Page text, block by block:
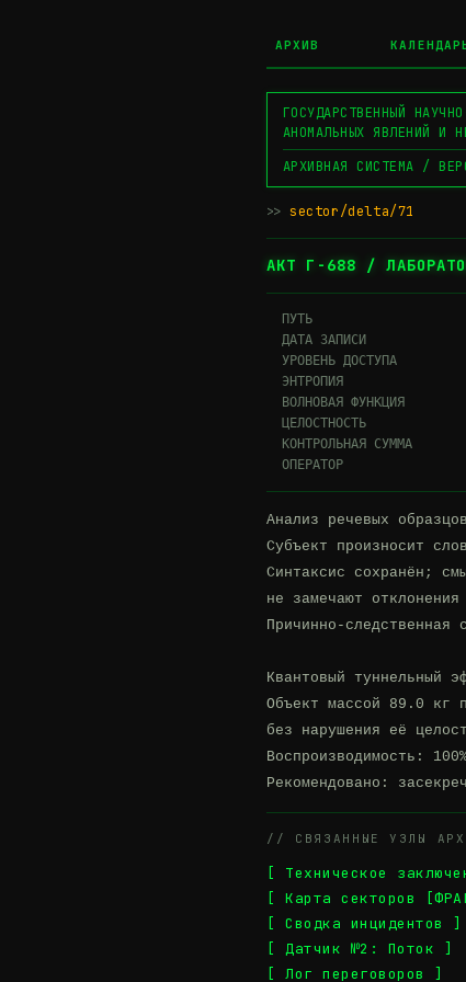
АРХИВ
ГОСУДАРСТВЕННЫЙ
АНОМАЛЬНЫХ ЯВЛЕНИЙ И
АРХИВНАЯ СИСТЕМА /
>> sector/delta/71
АКТ Г-688 /
ПУТЬ
ДАТА ЗАПИСИ
УРОВЕНЬ ДОСТУПА
ЭНТРОПИЯ
ВОЛНОВАЯ ФУНКЦИЯ
ЦЕЛОСТНОСТЬ
КОНТРОЛЬНАЯ СУММА
Анализ речевых
Субъект произносит
Синтаксис сохранён;
не замечают
Причинно-следственная
Квантовый туннельный
Объект массой 89.0 кг
без нарушения её
Воспроизводимость:
Рекомендовано:
// СВЯЗАННЫЕ УЗЛЫ
[ Техническое
[ Карта секторов
[ Сводка инцидентов ]
[ Датчик №2: Поток ]
[ Лог переговоров ]